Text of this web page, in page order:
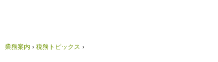
業務案内 › 税務トピックス ›